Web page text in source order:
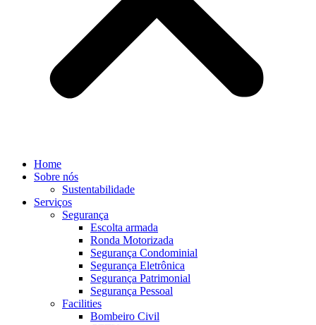
Home
Sobre nós
Sustentabilidade
Serviços
Segurança
Escolta armada
Ronda Motorizada
Segurança Condominial
Segurança Eletrônica
Segurança Patrimonial
Segurança Pessoal
Facilities
Bombeiro Civil